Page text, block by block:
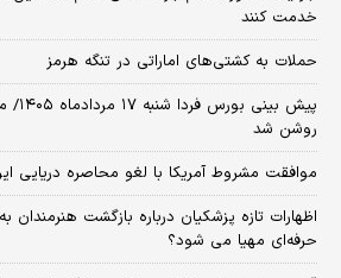
خدمت کنند
حملات به کشتی‌های اماراتی در تنگه هرمز
پیش
روشن شد
موافقت مشروط آمریکا با لغو محاصره دریایی
اظهارات تازه پزشکیان درباره بازگشت هنرمندان
حرفه‌ای مهیا می شود؟